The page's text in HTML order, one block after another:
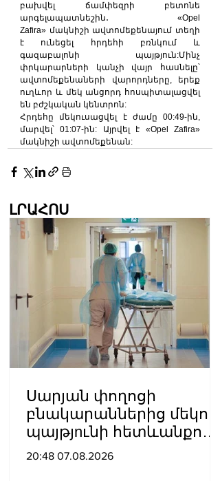
բախվել ճամփեզրի բետոնե
արգելապատնեշին․ «Opel
Zafira» մակնիշի ավտոմեքենայում տեղի
է ունեցել հրդեհի բռնկում և
գազաբալոնի պայթյուն:Մինչ
փրկարարների կանչի վայր հասնելը՝
ավտոմեքենաների վարորդները, երեք
ուղևոր և մեկ անցորդ հոսպիտալացվել
են բժշկական կենտրոն:
Հրդեհը մեկուսացվել է ժամը 00:49-ին,
մարվել՝ 01:07-ին: Այրվել է «Opel Zafira»
մակնիշի ավտոմեքենան:
ԼՐԱՀՈՍ
Սարյան փողոցի
բնակարաններից մեկում
պայթյnւնի հետևանքով
55-ամյա տղամարդը
20:48 07.08.2026